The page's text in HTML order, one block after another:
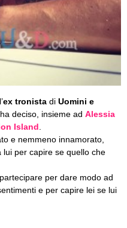
, l’ex tronista di Uomini e
deciso, insieme ad Alessia
Island
e nemmeno innamorato,
per capire se quello che
per dare modo ad
e per capire lei se lui